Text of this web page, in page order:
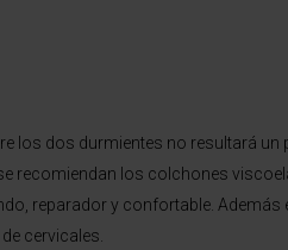
los dos durmientes no resultará
recomiendan los colchones
reparador y confortable.
cervicales.